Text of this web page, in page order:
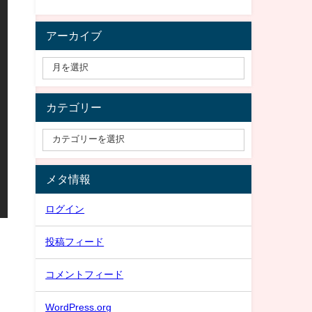
アーカイブ
カテゴリー
メタ情報
ログイン
投稿フィード
コメントフィード
WordPress.org